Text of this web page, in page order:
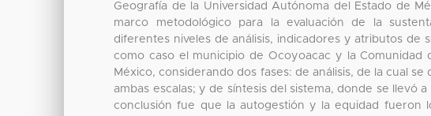
Geografía de la Universidad Autónoma del Estado de
marco metodológico para la evaluación de la
diferentes niveles de análisis, indicadores y atributos de
como caso el municipio de Ocoyoacac y la Comunidad
México, considerando dos fases: de análisis, de la cual
ambas escalas; y de síntesis del sistema, donde se llevó
conclusión fue que la autogestión y la equidad fueron